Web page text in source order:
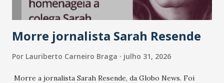
Morre jornalista Sarah Resende
Por Lauriberto Carneiro Braga julho 31, 2026
Morre a jornalista Sarah Resende, da Globo News. Foi